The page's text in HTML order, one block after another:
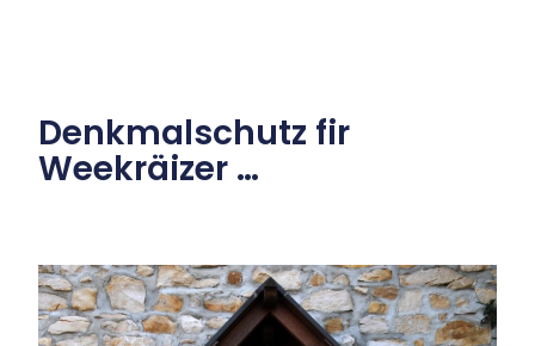
Denkmalschutz fir
Weekräizer …